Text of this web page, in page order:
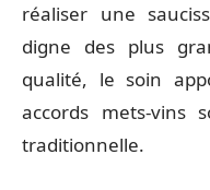
réaliser une
digne des plus
qualité, le soin
accords mets-vins
traditionnelle.